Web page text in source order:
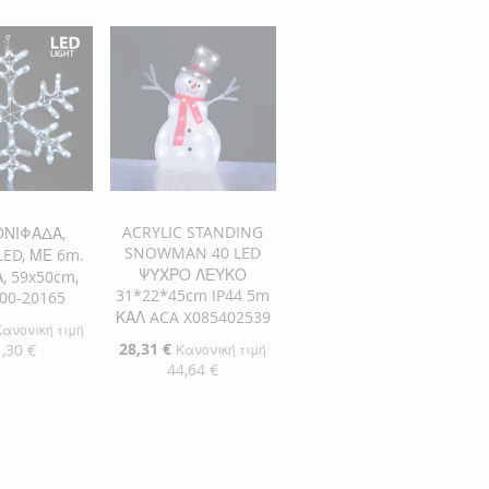
ΛΊΣΤΑ
ΕΠΙΘΥΜΙΏΝ
ΠΡΟΣΘΉΚΗ
ΓΙΑ
ΣΎΓΚΡΙΣΗ
ΜΕ 6m.
59x50cm,
20165
τιμή
€
ACRYLIC STANDING
SNOWMAN 40 LED
ΨΥΧΡΟ ΛΕΥΚΟ
31*22*45cm IP44 5m
ΚΑΛ ACA X085402539
Ειδική
28,31 € Κανονική τιμή
44,64 €